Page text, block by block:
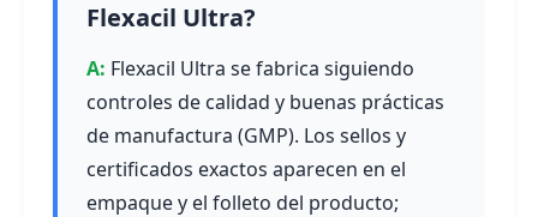
Flexacil Ultra?
Flexacil Ultra se fabrica siguiendo
controles de calidad y buenas prácticas
de manufactura (GMP). Los sellos y
certificados exactos aparecen en el
empaque y el folleto del producto;